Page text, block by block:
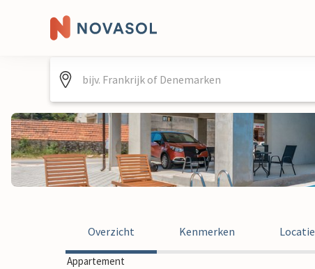
Overzicht Kenmerken Locatie
Appartement